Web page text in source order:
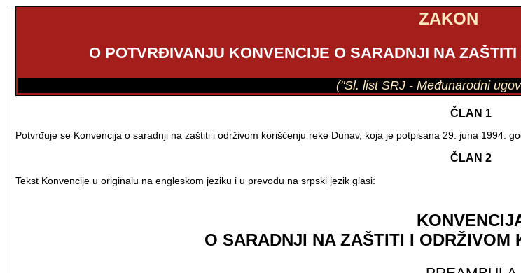
ZAKON
O POTVRĐIVANJU KONVENCIJE O SARADNJI NA
("Sl. list SRJ - Međunarodni
ČLAN 1
Potvrđuje se Konvencija o saradnji na zaštiti i održivom korišćenju reke Dunav, koja je potpisana 29. juna 1994.
ČLAN 2
Tekst Konvencije u originalu na engleskom jeziku i u prevodu na srpski jezik glasi:
O SARADNJI NA ZAŠTITI I ODRŽIVOM